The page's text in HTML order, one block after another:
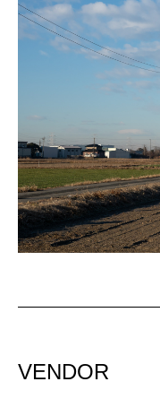
VENDOR